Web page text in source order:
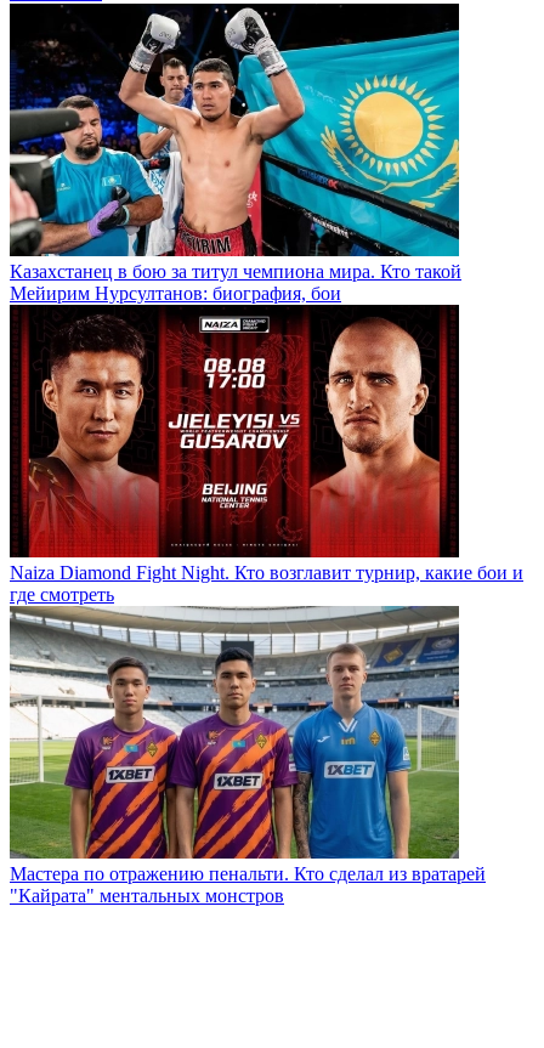
Казахстанец в бою за титул чемпиона мира. Кто такой
Мейирим Нурсултанов: биография, бои
Naiza Diamond Fight Night. Кто возглавит турнир, какие бои и
где смотреть
Мастера по отражению пенальти. Кто сделал из вратарей
"Кайрата" ментальных монстров